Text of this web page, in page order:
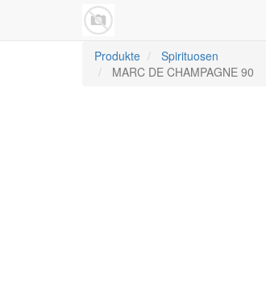
Produkte
Spirituosen
MARC DE CHAMPAGNE 90